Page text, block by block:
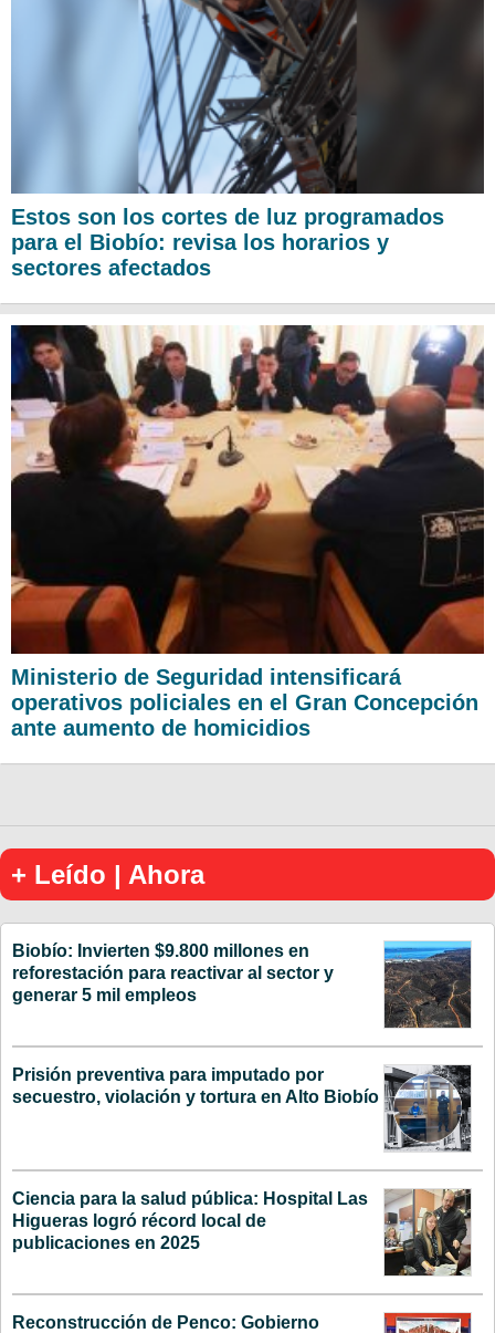
Estos son los cortes de luz programados
para el Biobío: revisa los horarios y
sectores afectados
Ministerio de Seguridad intensificará
operativos policiales en el Gran Concepción
ante aumento de homicidios
+ Leído | Ahora
Biobío: Invierten $9.800 millones en
reforestación para reactivar al sector y
generar 5 mil empleos
Prisión preventiva para imputado por
secuestro, violación y tortura en Alto Biobío
Ciencia para la salud pública: Hospital Las
Higueras logró récord local de
publicaciones en 2025
Reconstrucción de Penco: Gobierno